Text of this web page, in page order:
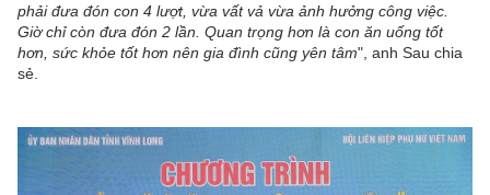
phải đưa đón con 4 lượt, vừa vất vả vừa ảnh hưởng công việc.
Giờ chỉ còn đưa đón 2 lần. Quan trọng hơn là con ăn uống tốt
hơn, sức khỏe tốt hơn nên gia đình cũng yên tâm", anh Sau chia
sẻ.